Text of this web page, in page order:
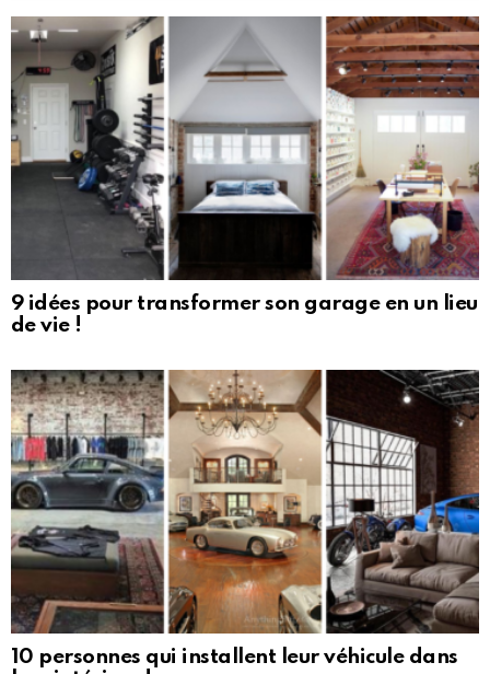
9 idées pour transformer son garage en un lieu
de vie !
10 personnes qui installent leur véhicule dans